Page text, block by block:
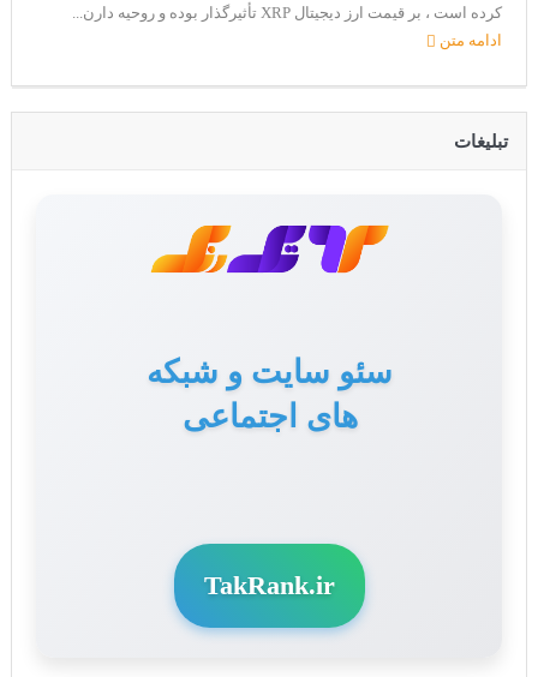
ایردراپ رمزارز Morpher (MPH)
کرده است ، بر قیمت ارز دیجیتال XRP تأثیرگذار بوده و روحیه دارن...
ادامه متن
تبلیغات
سئو سایت و شبکه
های اجتماعی
TakRank.ir